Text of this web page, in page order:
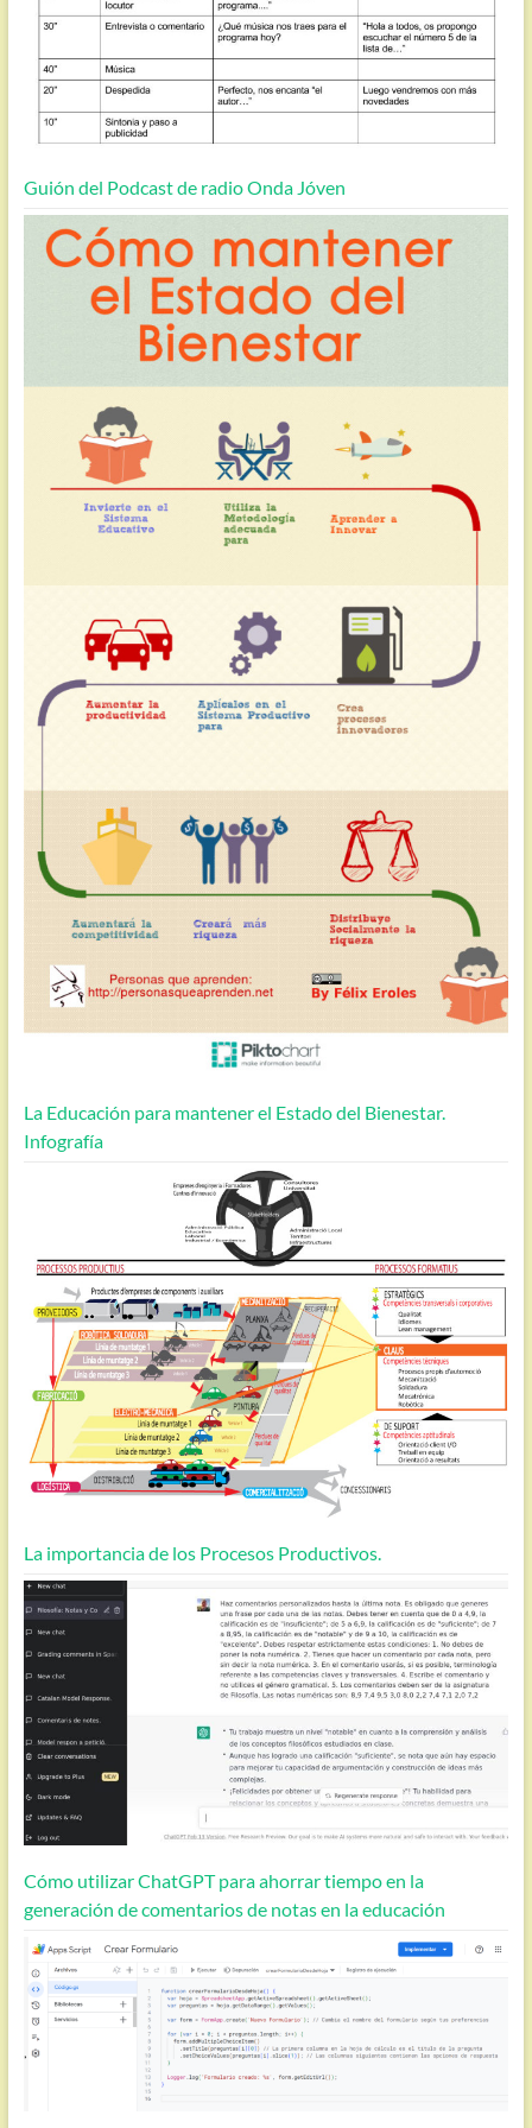
Guión del Podcast de radio Onda Jóven
La Educación para mantener el Estado del Bienestar.
Infografía
La importancia de los Procesos Productivos.
Cómo utilizar ChatGPT para ahorrar tiempo en la
generación de comentarios de notas en la educación